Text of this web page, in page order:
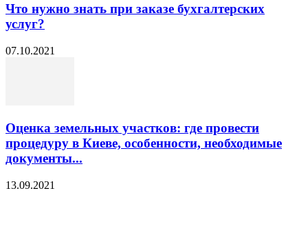
Что нужно знать при заказе бухгалтерских
услуг?
07.10.2021
Оценка земельных участков: где провести
процедуру в Киеве, особенности, необходимые
документы...
13.09.2021